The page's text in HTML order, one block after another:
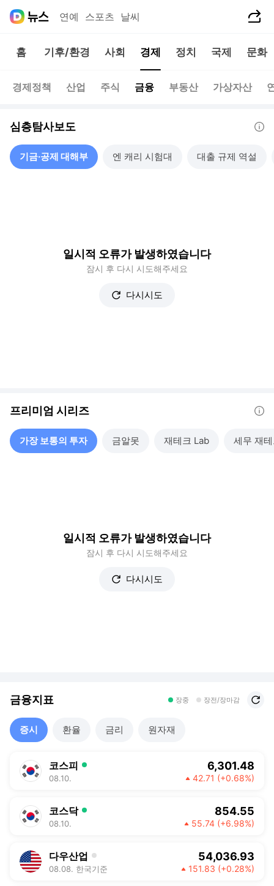
연예 스포츠 날씨
홈 기후/환경 사회 경제 정치 국제 문화
경제정책 산업 주식 금융 부동산 가상자산
심층탐사보도
기금·공제 대해부 엔 캐리 시험대 대출 규제 역설
일시적 오류가 발생하였습니다
잠시 후 다시 시도해주세요
다시시도
프리미엄 시리즈
가장 보통의 투자 금알못 재테크 Lab 세무 재
일시적 오류가 발생하였습니다
잠시 후 다시 시도해주세요
다시시도
금융지표 장중 장전/장마감
증시 환율 금리 원자재
코스피
08.10.
6,301.48
42.71 (+0.68%)
코스닥
08.10.
854.55
55.74 (+6.98%)
다우산업
08.08. 한국기준
54,036.93
151.83 (+0.28%)